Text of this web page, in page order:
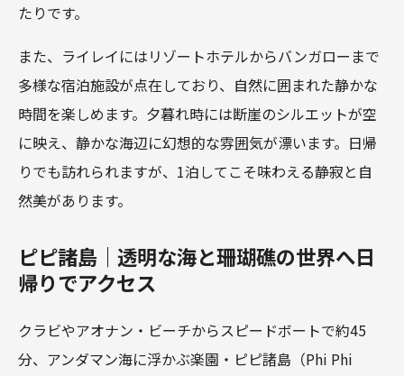
たりです。
また、ライレイにはリゾートホテルからバンガローまで
多様な宿泊施設が点在しており、自然に囲まれた静かな
時間を楽しめます。夕暮れ時には断崖のシルエットが空
に映え、静かな海辺に幻想的な雰囲気が漂います。日帰
りでも訪れられますが、1泊してこそ味わえる静寂と自
然美があります。
ピピ諸島｜透明な海と珊瑚礁の世界へ日
帰りでアクセス
クラビやアオナン・ビーチからスピードボートで約45
分、アンダマン海に浮かぶ楽園・ピピ諸島（Phi Phi